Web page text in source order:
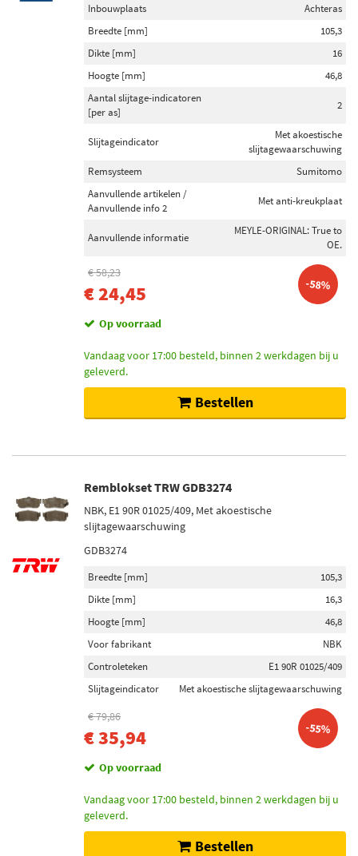
Inbouwplaats
Achteras
Breedte [mm]
105,3
Dikte [mm]
16
Hoogte [mm]
46,8
Aantal slijtage-indicatoren
[per as]
2
Slijtageindicator
Met akoestische
slijtagewaarschuwing
Remsysteem
Sumitomo
Aanvullende artikelen /
Aanvullende info 2
Met anti-kreukplaat
Aanvullende informatie
MEYLE-ORIGINAL: True to
OE.
€ 58,23
€ 24,45 -58%
Op voorraad
Vandaag voor 17:00 besteld, binnen 2 werkdagen bij u
geleverd.
Bestellen
Remblokset TRW GDB3274
NBK, E1 90R 01025/409, Met akoestische
slijtagewaarschuwing
GDB3274
Breedte [mm]
105,3
Dikte [mm]
16,3
Hoogte [mm]
46,8
Voor fabrikant
NBK
Controleteken
E1 90R 01025/409
Slijtageindicator
Met akoestische slijtagewaarschuwing
€ 79,86
€ 35,94 -55%
Op voorraad
Vandaag voor 17:00 besteld, binnen 2 werkdagen bij u
geleverd.
Bestellen